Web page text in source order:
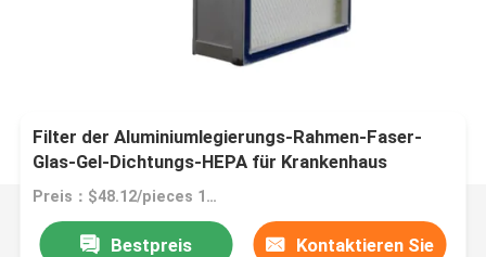
Filter der Aluminiumlegierungs-Rahmen-Faser-
Glas-Gel-Dichtungs-HEPA für Krankenhaus
Preis：$48.12/pieces 1-49 pieces
Bestpreis Kontaktieren Sie